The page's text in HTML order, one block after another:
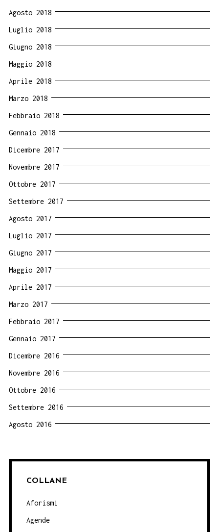
Agosto 2018
Luglio 2018
Giugno 2018
Maggio 2018
Aprile 2018
Marzo 2018
Febbraio 2018
Gennaio 2018
Dicembre 2017
Novembre 2017
Ottobre 2017
Settembre 2017
Agosto 2017
Luglio 2017
Giugno 2017
Maggio 2017
Aprile 2017
Marzo 2017
Febbraio 2017
Gennaio 2017
Dicembre 2016
Novembre 2016
Ottobre 2016
Settembre 2016
Agosto 2016
COLLANE
Aforismi
Agende